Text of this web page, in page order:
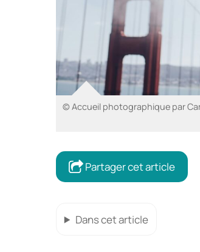
© Accueil photographique par
Partager cet article
Dans cet article